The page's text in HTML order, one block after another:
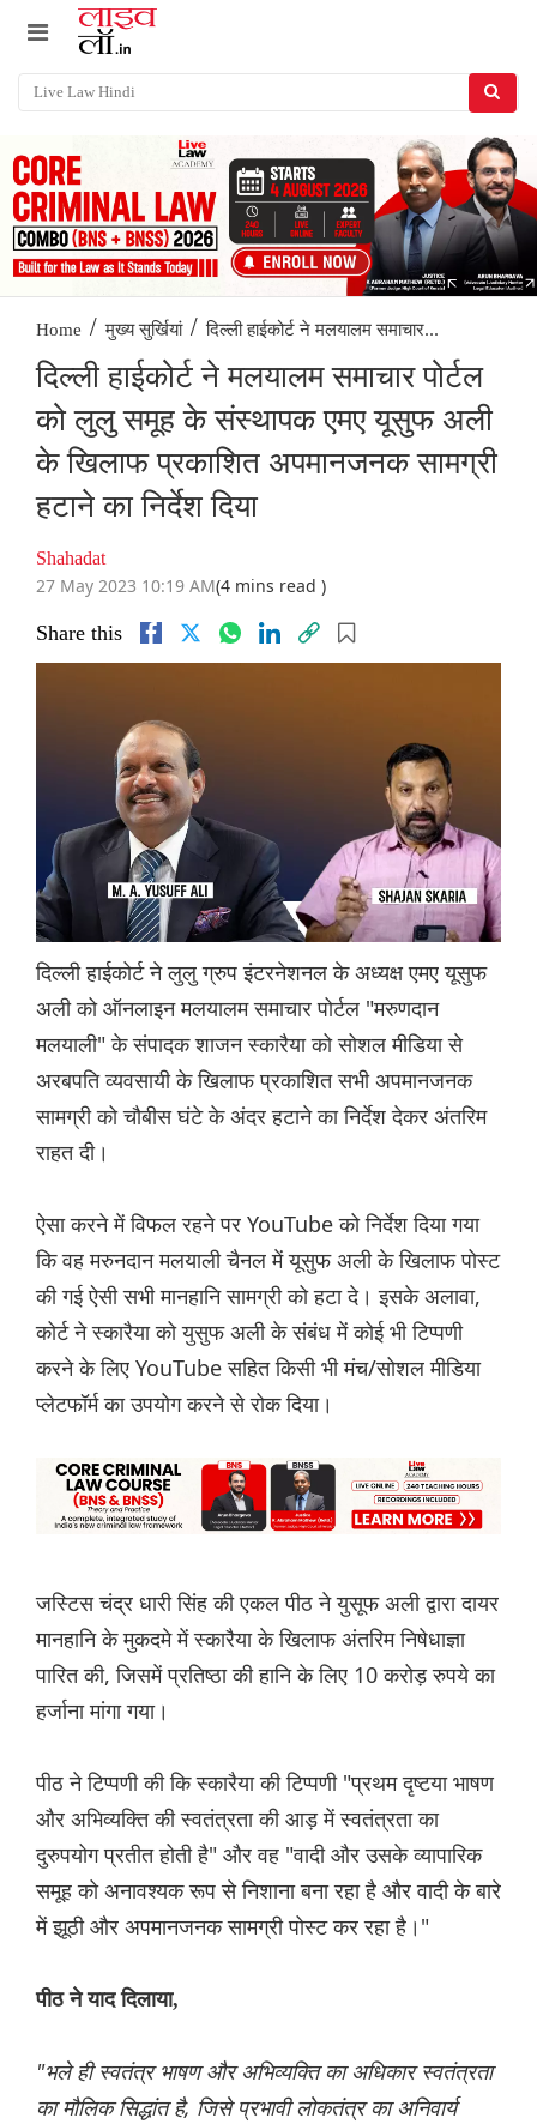
Home / मुख्य सुर्खियां / दिल्ली हाईकोर्ट ने मलयालम समाचार...
दिल्ली हाईकोर्ट ने मलयालम समाचार पोर्टल
को लुलु समूह के संस्थापक एमए यूसुफ अली
के खिलाफ प्रकाशित अपमानजनक सामग्री
हटाने का निर्देश दिया
Shahadat
27 May 2023 10:19 AM(4 mins read )
Share this
दिल्ली हाईकोर्ट ने लुलु ग्रुप इंटरनेशनल के अध्यक्ष एमए यूसुफ
अली को ऑनलाइन मलयालम समाचार पोर्टल "मरुणदान
मलयाली" के संपादक शाजन स्कारैया को सोशल मीडिया से
अरबपति व्यवसायी के खिलाफ प्रकाशित सभी अपमानजनक
सामग्री को चौबीस घंटे के अंदर हटाने का निर्देश देकर अंतरिम
राहत दी।
ऐसा करने में विफल रहने पर YouTube को निर्देश दिया गया
कि वह मरुनदान मलयाली चैनल में यूसुफ अली के खिलाफ पोस्ट
की गई ऐसी सभी मानहानि सामग्री को हटा दे। इसके अलावा,
कोर्ट ने स्कारैया को युसुफ अली के संबंध में कोई भी टिप्पणी
करने के लिए YouTube सहित किसी भी मंच/सोशल मीडिया
प्लेटफॉर्म का उपयोग करने से रोक दिया।
जस्टिस चंद्र धारी सिंह की एकल पीठ ने युसूफ अली द्वारा दायर
मानहानि के मुकदमे में स्कारैया के खिलाफ अंतरिम निषेधाज्ञा
पारित की, जिसमें प्रतिष्ठा की हानि के लिए 10 करोड़ रुपये का
हर्जाना मांगा गया।
पीठ ने टिप्पणी की कि स्कारैया की टिप्पणी "प्रथम दृष्टया भाषण
और अभिव्यक्ति की स्वतंत्रता की आड़ में स्वतंत्रता का
दुरुपयोग प्रतीत होती है" और वह "वादी और उसके व्यापारिक
समूह को अनावश्यक रूप से निशाना बना रहा है और वादी के बारे
में झूठी और अपमानजनक सामग्री पोस्ट कर रहा है।"
पीठ ने याद दिलाया,
"भले ही स्वतंत्र भाषण और अभिव्यक्ति का अधिकार स्वतंत्रता
का मौलिक सिद्धांत है, जिसे प्रभावी लोकतंत्र का अनिवार्य